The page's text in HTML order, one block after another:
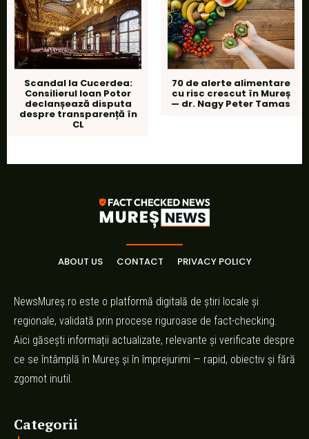
Scandal la Cucerdea:
Consilierul Ioan Potor
declanșează disputa
despre transparență în
CL
70 de alerte alimentare
cu risc crescut în Mureș
— dr. Nagy Peter Tamas
ABOUT US CONTACT PRIVACY POLICY
NewsMureș.ro este o platformă digitală de știri locale și
regionale, validată prin procese riguroase de fact-checking.
Aici găsești informații actualizate, relevante și verificate despre
ce se întâmplă în Mureș și în împrejurimi — rapid, obiectiv și fără
zgomot inutil.
Categorii